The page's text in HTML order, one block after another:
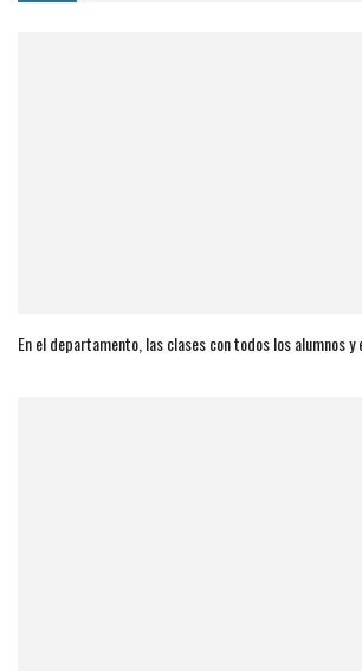
En el departamento, las clases con todos los alumnos y